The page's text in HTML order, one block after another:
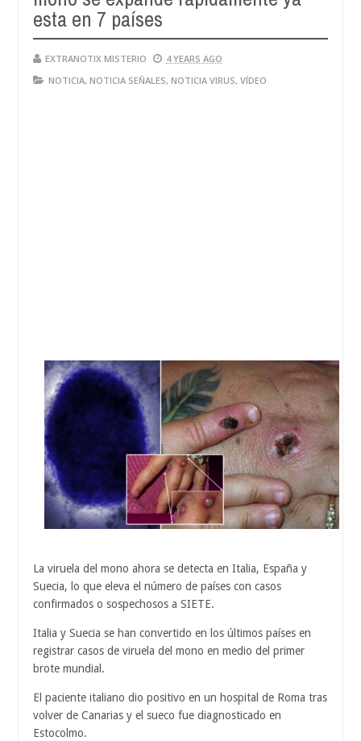
esta en 7 países
EXTRANOTIX MISTERIO
4 YEARS AGO
NOTICIA, NOTICIA SEÑALES, NOTICIA VIRUS, VÍDEO
La viruela del mono ahora se detecta en Italia, España y
Suecia, lo que eleva el número de países con casos
confirmados o sospechosos a SIETE.
Italia y Suecia se han convertido en los últimos países en
registrar casos de viruela del mono en medio del primer
brote mundial.
El paciente italiano dio positivo en un hospital de Roma tras
volver de Canarias y el sueco fue diagnosticado en
Estocolmo.